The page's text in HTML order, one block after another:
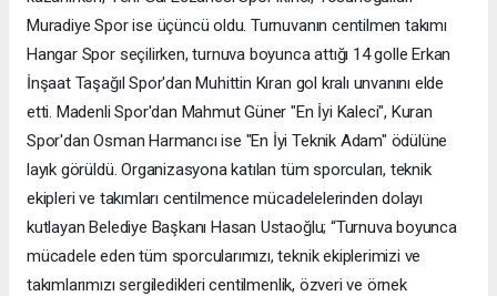
Muradiye Spor ise üçüncü oldu. Turnuvanın centilmen takımı
Hangar Spor seçilirken, turnuva boyunca attığı 14 golle Erkan
İnşaat Taşağıl Spor'dan Muhittin Kıran gol kralı unvanını elde
etti. Madenli Spor'dan Mahmut Güner "En İyi Kaleci", Kuran
Spor'dan Osman Harmancı ise "En İyi Teknik Adam" ödülüne
layık görüldü. Organizasyona katılan tüm sporcuları, teknik
ekipleri ve takımları centilmence mücadelelerinden dolayı
kutlayan Belediye Başkanı Hasan Ustaoğlu; “Turnuva boyunca
mücadele eden tüm sporcularımızı, teknik ekiplerimizi ve
takımlarımızı sergiledikleri centilmenlik, özveri ve örnek